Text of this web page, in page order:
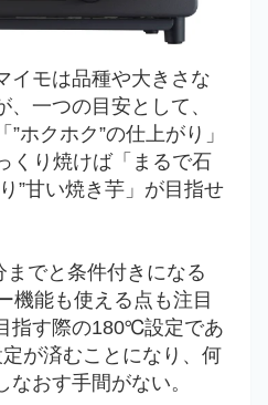
イモは品種や大きさな
、一つの目安として、
ホクホク”の仕上がり」
くり焼けば「まるで石
”甘い焼き芋」が目指せ
でと条件付きになる
機能も使える点も注目
指す際の180℃設定であ
が済むことになり、何
おす手間がない。